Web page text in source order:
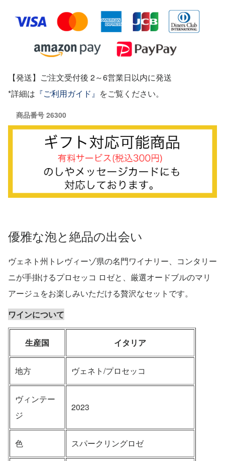
【発送】ご注文受付後 2～6営業日以内に発送
*詳細は 『ご利用ガイド』 をご覧ください。
商品番号 26300
優雅な泡と絶品の出会い
ヴェネト州トレヴィーゾ県の名門ワイナリー、コンタリー
ニが手掛けるプロセッコ ロゼと、厳選オードブルのマリ
アージュをお楽しみいただける贅沢なセットです。
ワインについて
生産国 イタリア
地方 ヴェネト/プロセッコ
ヴィンテー
ジ
2023
色 スパークリングロゼ